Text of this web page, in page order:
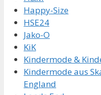
Happy-Size
HSE24
Jako-O
KiK
Kindermode &
Kindermode aus
England